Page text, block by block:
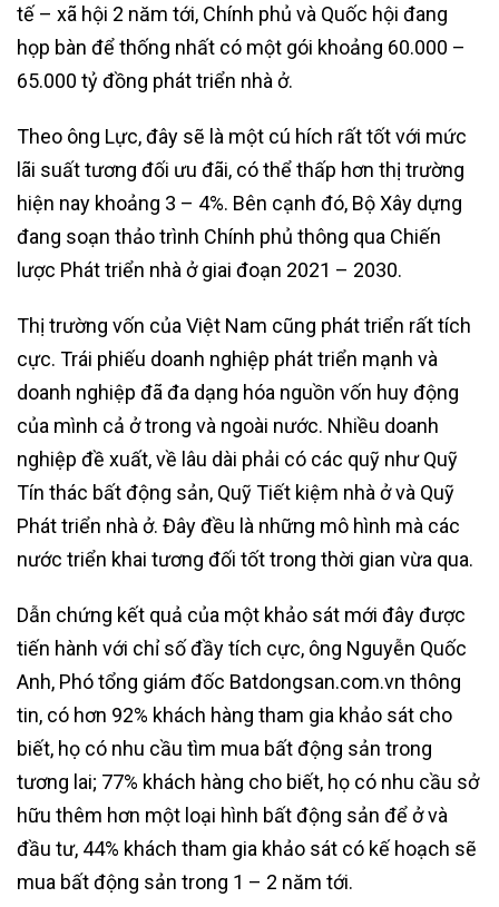
tế – xã hội 2 năm tới, Chính phủ và Quốc hội đang
họp bàn để thống nhất có một gói khoảng 60.000 –
65.000 tỷ đồng phát triển nhà ở.
Theo ông Lực, đây sẽ là một cú hích rất tốt với mức
lãi suất tương đối ưu đãi, có thể thấp hơn thị trường
hiện nay khoảng 3 – 4%. Bên cạnh đó, Bộ Xây dựng
đang soạn thảo trình Chính phủ thông qua Chiến
lược Phát triển nhà ở giai đoạn 2021 – 2030.
Thị trường vốn của Việt Nam cũng phát triển rất tích
cực. Trái phiếu doanh nghiệp phát triển mạnh và
doanh nghiệp đã đa dạng hóa nguồn vốn huy động
của mình cả ở trong và ngoài nước. Nhiều doanh
nghiệp đề xuất, về lâu dài phải có các quỹ như Quỹ
Tín thác bất động sản, Quỹ Tiết kiệm nhà ở và Quỹ
Phát triển nhà ở. Đây đều là những mô hình mà các
nước triển khai tương đối tốt trong thời gian vừa qua.
Dẫn chứng kết quả của một khảo sát mới đây được
tiến hành với chỉ số đầy tích cực, ông Nguyễn Quốc
Anh, Phó tổng giám đốc Batdongsan.com.vn thông
tin, có hơn 92% khách hàng tham gia khảo sát cho
biết, họ có nhu cầu tìm mua bất động sản trong
tương lai; 77% khách hàng cho biết, họ có nhu cầu sở
hữu thêm hơn một loại hình bất động sản để ở và
đầu tư, 44% khách tham gia khảo sát có kế hoạch sẽ
mua bất động sản trong 1 – 2 năm tới.